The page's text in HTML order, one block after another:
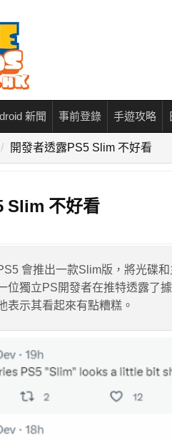
新聞 事前登錄 手遊攻略
開發者透露PS5 Slim 不好看
Slim 不好看
會推出一款Slim版，將光碟
位獨立PS開發者在推特透露了
表示其看起來有點糟糕。